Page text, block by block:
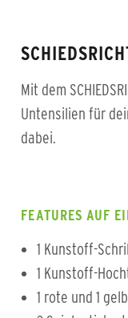
Mit dem
Untensilien für
dabei.
FEATURES AUF
1 Kunstoff-
1 Kunstoff-
1 rote und 1